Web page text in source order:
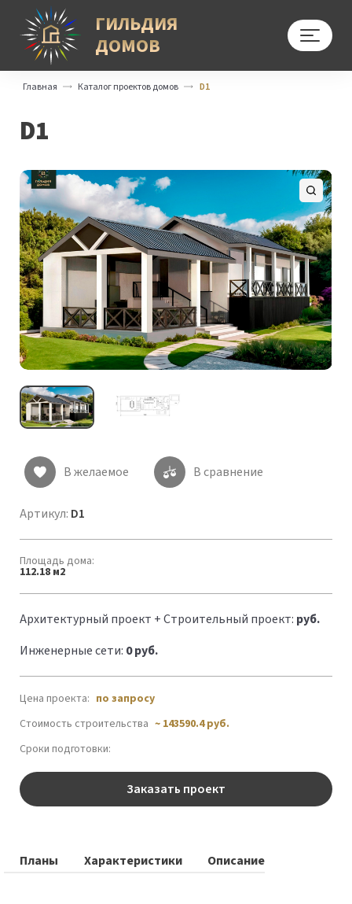
ГИЛЬДИЯ
ДОМОВ
Меню
Главная Каталог проектов домов D1
D1
В желаемое В сравнение
Артикул: D1
Площадь дома:
112.18 м2
Архитектурный проект + Строительный проект: руб.
Инженерные сети: 0 руб.
Цена проекта: по запросу
Стоимость строительства ~ 143590.4 руб.
Сроки подготовки:
Заказать проект
Планы Характеристики Описание